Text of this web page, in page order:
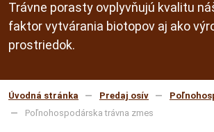
Trávne porasty ovplyvňujú kvalitu
faktor vytvárania biotopov aj ako
prostriedok.
Úvodná stránka Predaj osív
Poľnohospodárska trávna zmes